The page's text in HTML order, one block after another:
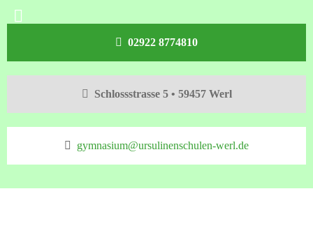
02922 8774810
Schlossstrasse 5 • 59457 Werl
gymnasium@ursulinenschulen-werl.de